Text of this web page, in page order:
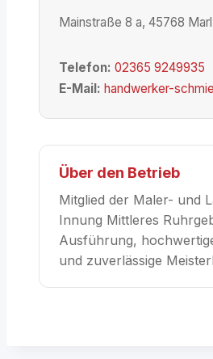
Mainstraße 8 a, 45768 Marl
Telefon: 02365 9249935
E-Mail: handwerker-
Über den Betrieb
Mitglied der Maler- und
Innung Mittleres
Ausführung,
und zuverlässige